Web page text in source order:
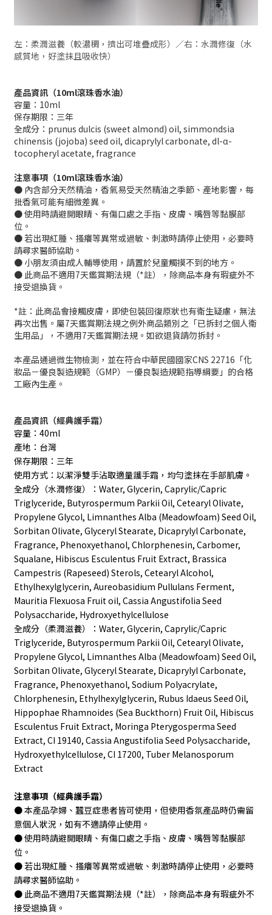
左：柔潤滋養（較濃稠，擠出可堆疊成形）／右：水潤修復（水
感質地，好塗抹且吸收快）
產品資訊（10ml滾珠香水油）
容量：10ml
保存期限：三年
全成分：prunus dulcis (sweet almond) oil, simmondsia
chinensis (jojoba) seed oil, dicaprylyl carbonate, dl-α-
tocopheryl acetate, fragrance
注意事項 （10ml滾珠香水油）
● 內含部分天然精油，香氣易受天然精油之季節、產地影響，每
批香氣可能有細微差異。
● 使用時請避開眼睛、有傷口處之手指、皮膚、嘴唇等黏膜部
位。
● 若出現紅腫、搔癢等異常或過敏、刺激時請停止使用，必要時
請尋求醫師協助。
● 小朋友須由成人輔導使用，請置於兒童觸摸不到的地方。
● 此商品不適用7天鑑賞期法規（*註），除商品本身有瑕疵外不
接受退換貨。
*註：此商品會接觸皮膚，即使包裝回復原狀也有衛生疑慮，無法
再次出售。屬7天鑑賞期法規之例外商品類別之「已拆封之個人衛
生用品」，不適用7天鑑賞期法規。如欲退貨請勿拆封。
本產品通過微生物檢測，並在符合中華民國國家CNS 22716「化
妝品－優良製造規範（GMP）－優良製造規範指導綱要」的合格
工廠內生產。
產品資訊（經典護手霜）
容量：40ml
產地：台灣
保存期限：三年
使用方式：以潔淨雙手沾取適量護手霜，均勻塗抹在手部肌膚。
全成分（水潤修復）：Water, Glycerin, Caprylic/Capric
Triglyceride, Butyrospermum Parkii Oil, Cetearyl Olivate,
Propylene Glycol, Limnanthes Alba (Meadowfoam) Seed Oil,
Sorbitan Olivate, Glyceryl Stearate, Dicaprylyl Carbonate,
Fragrance, Phenoxyethanol, Chlorphenesin, Carbomer,
Squalane, Hibiscus Esculentus Fruit Extract, Brassica
Campestris (Rapeseed) Sterols, Cetearyl Alcohol,
Ethylhexylglycerin, Aureobasidium Pullulans Ferment,
Mauritia Flexuosa Fruit oil, Cassia Angustifolia Seed
Polysaccharide, Hydroxyethylcellulose
全成分（柔潤滋養）：Water, Glycerin, Caprylic/Capric
Triglyceride, Butyrospermum Parkii Oil, Cetearyl Olivate,
Propylene Glycol, Limnanthes Alba (Meadowfoam) Seed Oil,
Sorbitan Olivate, Glyceryl Stearate, Dicaprylyl Carbonate,
Fragrance, Phenoxyethanol, Sodium Polyacrylate,
Chlorphenesin, Ethylhexylglycerin, Rubus Idaeus Seed Oil,
Hippophae Rhamnoides (Sea Buckthorn) Fruit Oil, Hibiscus
Esculentus Fruit Extract, Moringa Pterygosperma Seed
Extract, CI 19140, Cassia Angustifolia Seed Polysaccharide,
Hydroxyethylcellulose, CI 17200, Tuber Melanosporum
Extract
注意事項（經典護手霜）
● 本產品孕婦、蠶豆症患者皆可使用，但使用香氛產品時仍需留
意個人狀況，如有不適請停止使用。
● 使用時請避開眼睛、有傷口處之手指、皮膚、嘴唇等黏膜部
位。
● 若出現紅腫、搔癢等異常或過敏、刺激時請停止使用，必要時
請尋求醫師協助。
● 此商品不適用7天鑑賞期法規（*註），除商品本身有瑕疵外不
接受退換貨。